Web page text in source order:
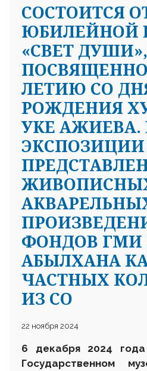
CОСТОИТСЯ
ЮБИЛЕЙНОЙ
«СВЕТ ДУШИ»,
ЛЕТИЮ СО
РОЖДЕНИЯ
УКЕ АЖИЕВА.
ЭКСПОЗИЦИИ
ФОНДОВ ГМИ
АБЫЛХАНА
ЧАСТНЫХ
ИЗ СО
22 ноября 2024
6 декабря 2024
Государственном